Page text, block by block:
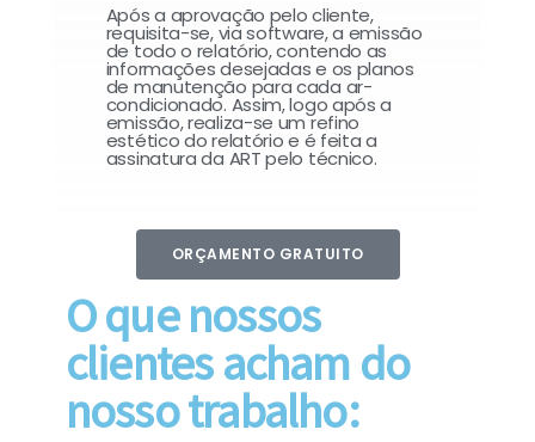
Após a aprovação pelo cliente,
requisita-se, via software, a emissão
de todo o relatório, contendo as
informações desejadas e os planos
de manutenção para cada ar-
condicionado. Assim, logo após a
emissão, realiza-se um refino
estético do relatório e é feita a
assinatura da ART pelo técnico.
ORÇAMENTO GRATUITO
O que nossos
clientes acham do
nosso trabalho: